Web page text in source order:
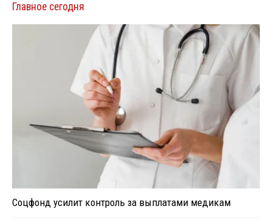
Главное сегодня
Соцфонд усилит контроль за выплатами медикам